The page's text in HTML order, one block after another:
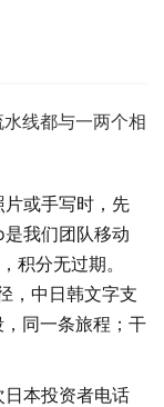
线都与一两个相
或手写时，先
我们团队移动
分无过期。
，中日韩文字支
同一条旅程；干
本投资者电话